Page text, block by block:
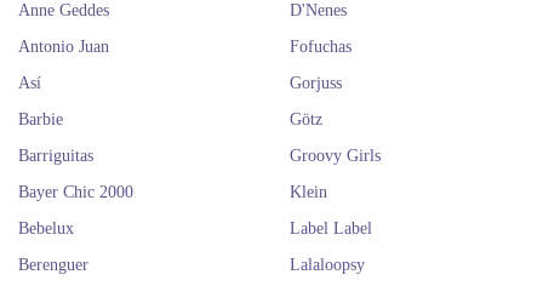
Anne Geddes
Antonio Juan
Así
Barbie
Barriguitas
Bayer Chic 2000
Bebelux
Berenguer
D'Nenes
Fofuchas
Gorjuss
Götz
Groovy Girls
Klein
Label Label
Lalaloopsy